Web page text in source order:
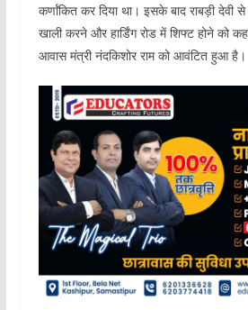
कर्णांकित कर दिया था। इसके बाद राबड़ी देवी
खाली करने और हार्डिंग रोड में शिफ्ट होने को
आवास मंत्री नंदकिशोर राम को आवंटित हुआ है।